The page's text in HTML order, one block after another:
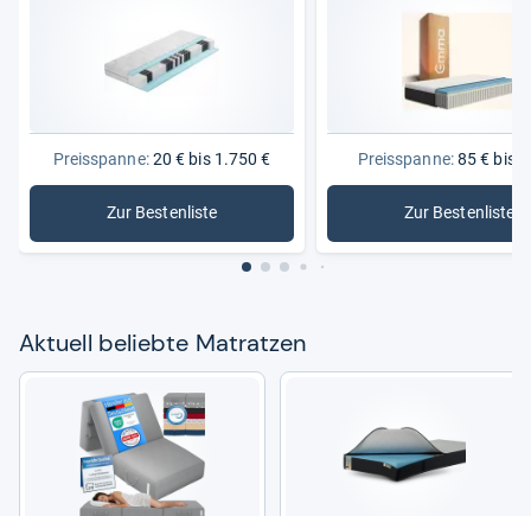
Preisspanne:20 € bis 1.750 €
Zur Bestenliste
: Matratzen
Preisspanne:85 € bis
Zur Bestenliste
:
Aktu­ell beliebte Matrat­zen